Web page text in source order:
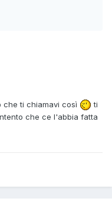
che ti chiamavi così
ti
che ce l'abbia fatta